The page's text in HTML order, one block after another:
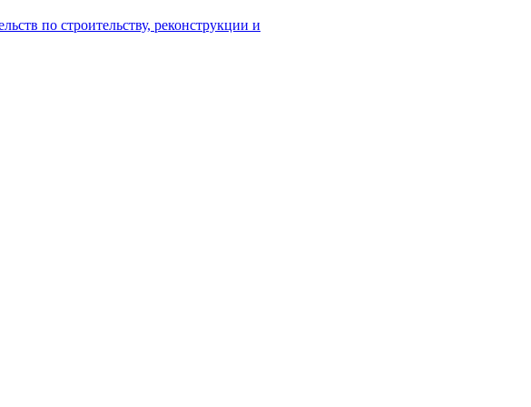
по строительству, реконструкции и